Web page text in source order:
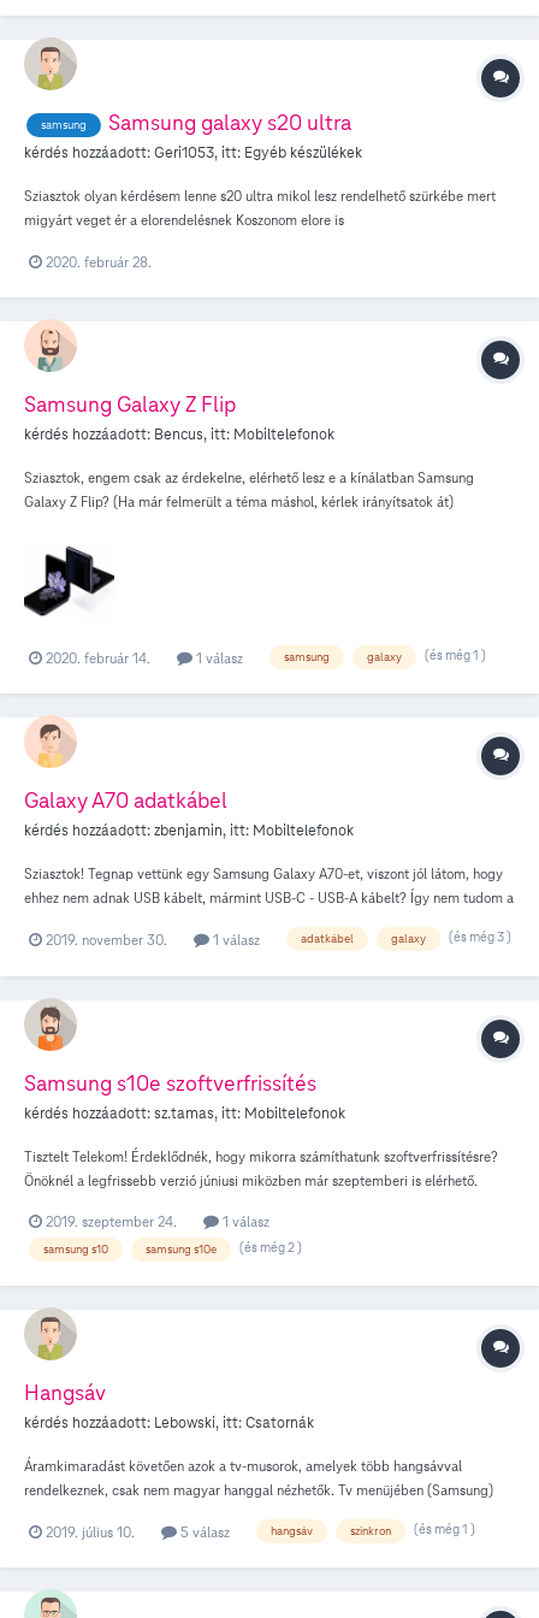
samsung Samsung galaxy s20 ultra
kérdés hozzáadott:Geri1053, itt: Egyéb készülékek
Sziasztok olyan kérdésem lenne s20 ultra mikol lesz rendelhető szürkébe mert
migyárt veget ér a elorendelésnek Koszonom elore is
2020. február 28.
Samsung Galaxy Z Flip
kérdés hozzáadott: Bencus, itt: Mobiltelefonok
Sziasztok, engem csak az érdekelne, elérhető lesz e a kínálatban Samsung
Galaxy Z Flip? (Ha már felmerült a téma máshol, kérlek irányítsatok át)
2020. február 14. 1 válasz samsung galaxy (és még 1 )
Galaxy A70 adatkábel
kérdés hozzáadott:zbenjamin, itt: Mobiltelefonok
Sziasztok! Tegnap vettünk egy Samsung Galaxy A70-et, viszont jól látom, hogy
ehhez nem adnak USB kábelt, mármint USB-C - USB-A kábelt? Így nem tudom a
2019. november 30.
1 válasz adatkábel galaxy (és még 3 )
Samsung s10e szoftverfrissítés
kérdés hozzáadott:sz.tamas, itt: Mobiltelefonok
Tisztelt Telekom! Érdeklődnék, hogy mikorra számíthatunk szoftverfrissítésre?
Önöknél a legfrissebb verzió júniusi miközben már szeptemberi is elérhető.
döntöttek, hogy a magyar Telekomnál vásárolják meg a Samsung s10
készüléket. Mi ennek az oka? Köszönöm szépen előre is a választ!
2019. szeptember 24. 1 válasz
samsung s10 samsung s10e (és még 2 )
Hangsáv
kérdés hozzáadott: Lebowski, itt:Csatornák
Áramkimaradást követően azok a tv-musorok, amelyek több hangsávval
rendelkeznek, csak nem magyar hanggal nézhetők. Tv menüjében (Samsung)
magyar nyelvre. Segítséget köszönöm!!!
2019. július 10. 5 válasz hangsáv szinkron (és még 1 )